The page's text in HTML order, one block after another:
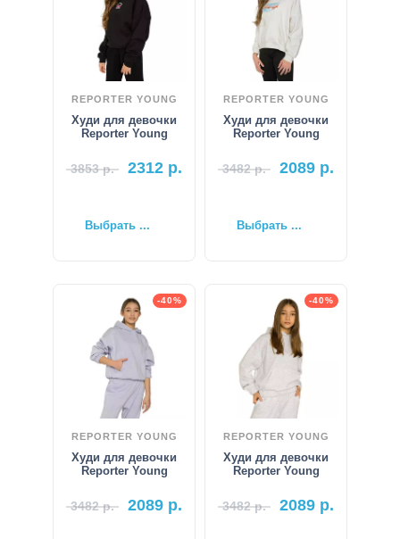
REPORTER YOUNG
Худи для девочки
Reporter Young
3853р. 2312 р.
Выбрать ...
REPORTER YOUNG
Худи для девочки
Reporter Young
3482р. 2089 р.
Выбрать ...
-40%
REPORTER YOUNG
Худи для девочки
Reporter Young
3482р. 2089 р.
-40%
REPORTER YOUNG
Худи для девочки
Reporter Young
3482р. 2089 р.